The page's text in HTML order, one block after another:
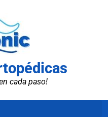
cada paso!